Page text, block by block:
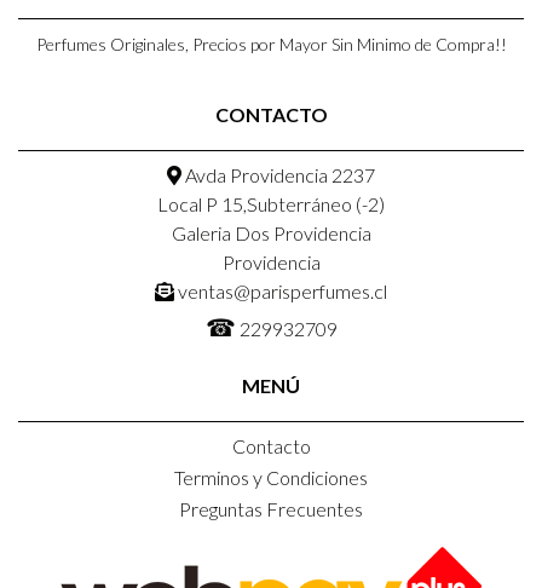
Perfumes Originales, Precios por Mayor Sin Minimo de Compra!!
CONTACTO
Avda Providencia 2237
Local P 15,Subterráneo (-2)
Galeria Dos Providencia
Providencia
ventas@parisperfumes.cl
☎ 229932709
MENÚ
Contacto
Terminos y Condiciones
Preguntas Frecuentes